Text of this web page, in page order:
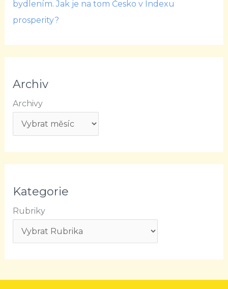
bydlením. Jak je na tom Česko v Indexu
prosperity?
Archiv
Archivy
Kategorie
Rubriky